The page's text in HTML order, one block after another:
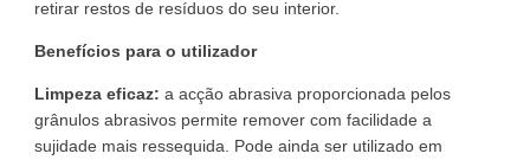
retirar restos de resíduos do seu interior.
Benefícios para o utilizador
Limpeza eficaz: a acção abrasiva proporcionada pelos
grânulos abrasivos permite remover com facilidade a
sujidade mais ressequida. Pode ainda ser utilizado em